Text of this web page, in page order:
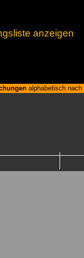
anzeigen
alphabetisch nach